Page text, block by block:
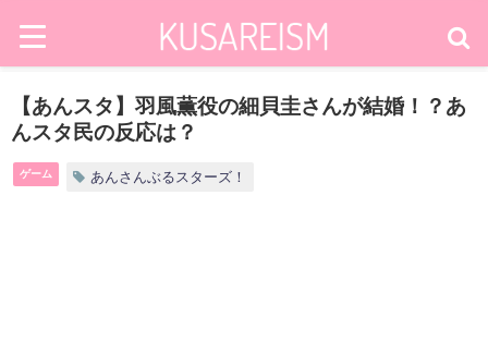
【あんスタ】羽風薫役の細貝圭さんが結婚！？あ
んスタ民の反応は？
ゲーム あんさんぶるスターズ！